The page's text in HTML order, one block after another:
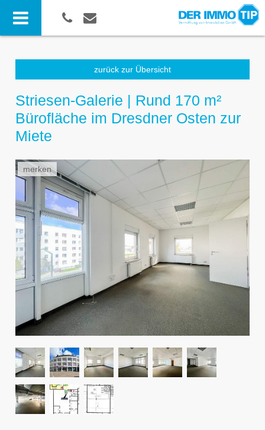
zurück zur Übersicht
Striesen-Galerie | Rund 170 m²
Bürofläche im Dresdner Osten zur
Miete
merken